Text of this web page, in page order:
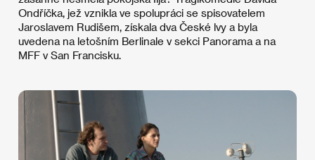
Ondříčka, jež vznikla ve spolupráci se spisovatelem
Jaroslavem Rudišem, získala dva České lvy a byla
uvedena na letošním Berlinale v sekci Panorama a na
MFF v San Francisku.